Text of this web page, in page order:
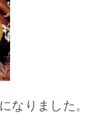
なりました。